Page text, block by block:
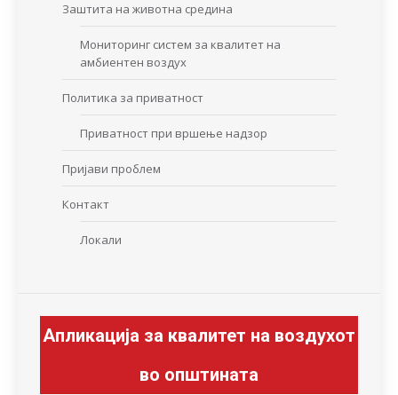
Заштита на животна средина
Мониторинг систем за квалитет на
амбиентен воздух
Политика за приватност
Приватност при вршење надзор
Пријави проблем
Контакт
Локали
Апликација за квалитет на воздухот
во општината